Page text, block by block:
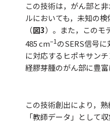
この技術は，がん部と
ルにおいても，未知の
（図3）。また，このモ
485 cm–1のSERS信号
に対応するヒポキサン
経膠芽腫のがん部に豊
この技術創出により，
「教師データ」として